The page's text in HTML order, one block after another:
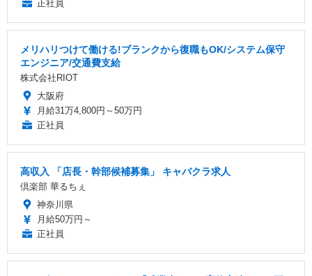
正社員
メリハリつけて働ける!ブランクから復職もOK/システム保守
エンジニア/交通費支給
株式会社RIOT
大阪府
月給31万4,800円～50万円
正社員
高収入 「店長・幹部候補募集」 キャバクラ求人
倶楽部 華るちぇ
神奈川県
月給50万円～
正社員